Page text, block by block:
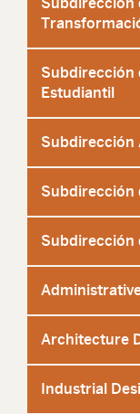
Subdirección
Estudiantil
Subdirección
Subdirección
Subdirección
Architecture
Industrial